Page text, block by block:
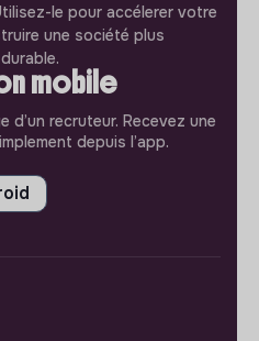
le pour accélerer votre
une société plus
mobile
d’un recruteur. Recevez une
depuis l’app.